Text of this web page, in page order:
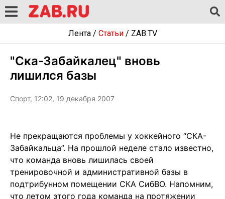
Лента/ Статьи/ ZAB.TV
"Ска-Забайкалец" вновь
лишился базы
Спорт, 12:02, 19 декабря 2007
Не прекращаются проблемы у хоккейного “СКА-
Забайкальца”. На прошлой неделе стало известно,
что команда вновь лишилась своей
тренировочной и административной базы в
подтрибунном помещении СКА СибВО. Напомним,
что летом этого года команда на протяжении